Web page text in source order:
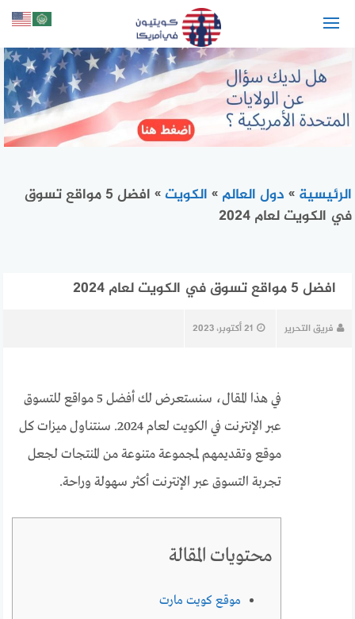
الرئيسية » دول العالم » الكويت»
افضل 5 مواقع تسوق
في الكويت لعام 2024
افضل 5 مواقع تسوق في الكويت لعام 2024
فريق التحرير 21 أكتوبر، 2023
في هذا المقال، سنستعرض لك أفضل 5 مواقع للتسوق
عبر الإنترنت في الكويت لعام 2024. سنتناول ميزات كل
موقع وتقديمهم لمجموعة متنوعة من المنتجات لجعل
تجربة التسوق عبر الإنترنت أكثر سهولة وراحة.
محتويات المقالة
موقع كويت مارت